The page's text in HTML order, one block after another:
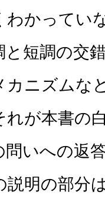
わかってい
と短調の交
カニズムな
が本書の
いへの返
説明の部分